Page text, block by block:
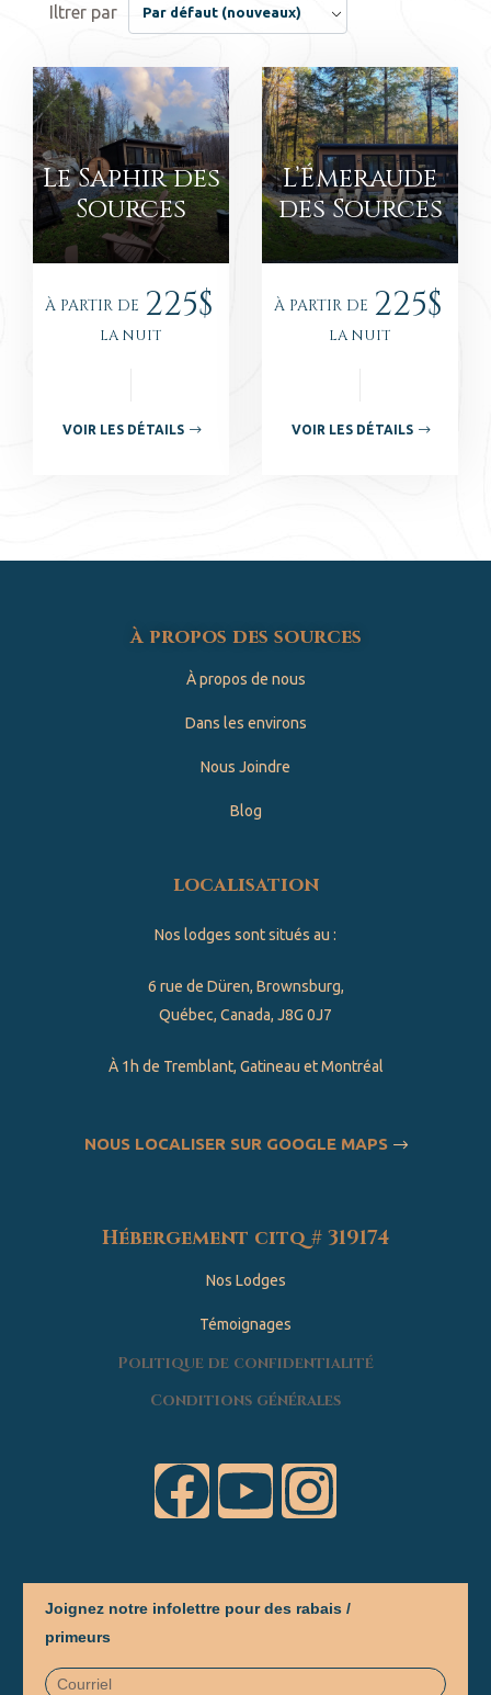
Iltrer par
Par défaut (nouveaux)
Le Saphir des
Sources
À PARTIR DE 225$
LA NUIT
VOIR LES DÉTAILS
L’Émeraude
des Sources
À PARTIR DE 225$
LA NUIT
VOIR LES DÉTAILS
à propos des sources
À propos de nous
Dans les environs
Nous Joindre
Blog
localisation
Nos lodges sont situés au :
6 rue de Düren, Brownsburg,
Québec, Canada, J8G 0J7
À 1h de Tremblant, Gatineau et Montréal
NOUS LOCALISER SUR GOOGLE MAPS
Hébergement citq # 319174
Nos Lodges
Témoignages
Politique de confidentialité
Conditions générales
Joignez notre infolettre pour des rabais /
primeurs